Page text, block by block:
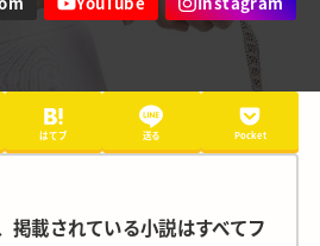
はてブ 送る Pocket
掲載されている小説はすべてフ